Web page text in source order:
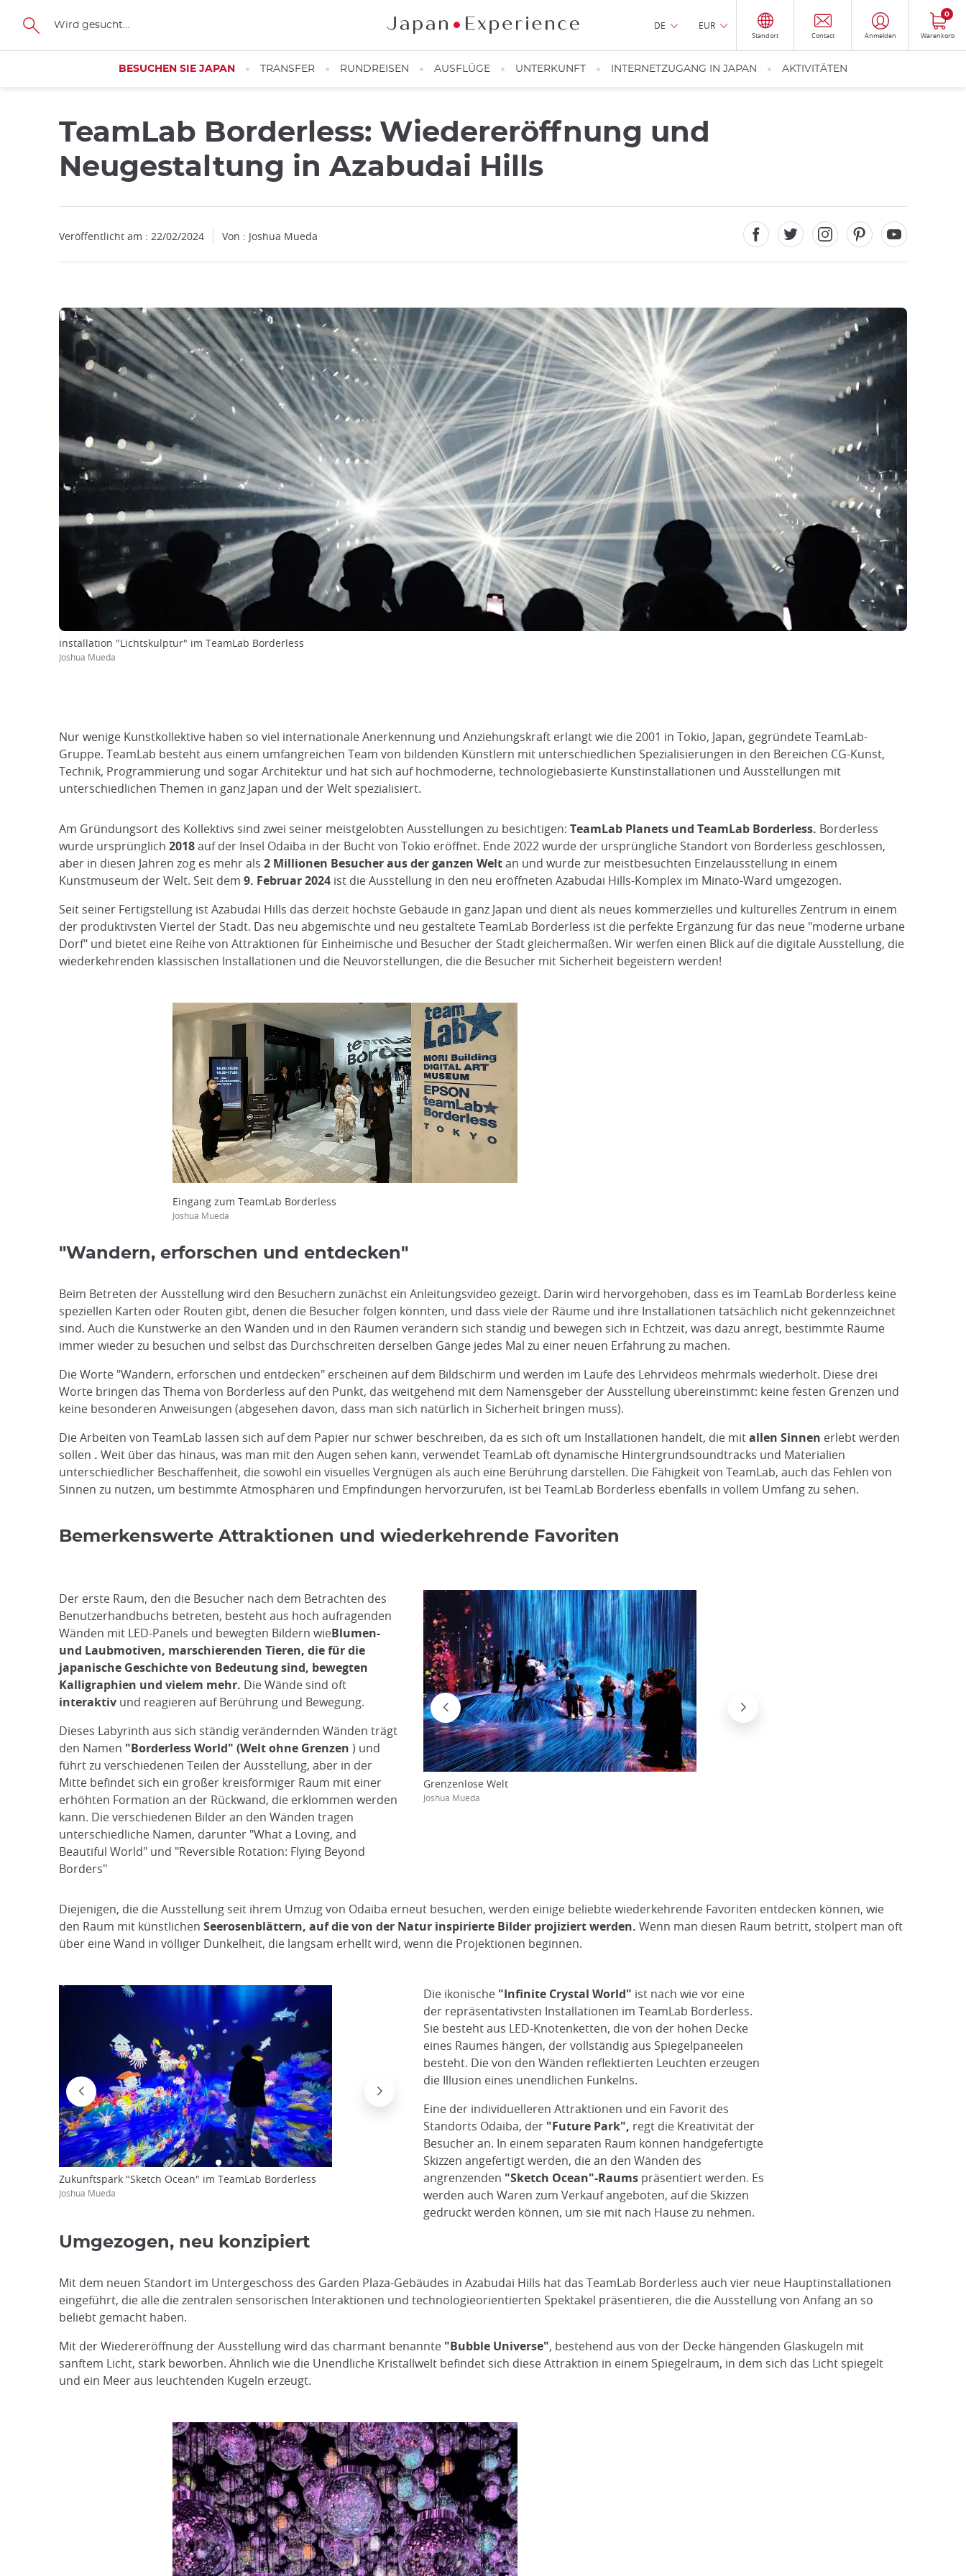
Größe
DE EUR
Standort Contact Anmelden Warenkorb
0
BESUCHEN SIE JAPAN TRANSFER RUNDREISEN AUSFLÜGE UNTERKUNFT INTERNETZUGANG IN JAPAN AKTIVITÄTEN
TeamLab Borderless: Wiedereröffnung und
Neugestaltung in Azabudai Hills
Veröffentlicht am : 22/02/2024 Von : Joshua Mueda
installation "Lichtskulptur" im TeamLab Borderless
Joshua Mueda
Nur wenige Kunstkollektive haben so viel internationale Anerkennung und Anziehungskraft erlangt wie die 2001 in Tokio, Japan, gegründete TeamLab-
Gruppe. TeamLab besteht aus einem umfangreichen Team von bildenden Künstlern mit unterschiedlichen Spezialisierungen in den Bereichen CG-Kunst,
Technik, Programmierung und sogar Architektur und hat sich auf hochmoderne, technologiebasierte Kunstinstallationen und Ausstellungen mit
unterschiedlichen Themen in ganz Japan und der Welt spezialisiert.
Am Gründungsort des Kollektivs sind zwei seiner meistgelobten Ausstellungen zu besichtigen: TeamLab Planets und TeamLab Borderless. Borderless
wurde ursprünglich 2018auf der Insel Odaiba in der Bucht von Tokio eröffnet. Ende 2022 wurde der ursprüngliche Standort von Borderless geschlossen,
aber in diesen Jahren zog es mehr als 2 Millionen Besucher aus der ganzen Weltan und wurde zur meistbesuchten Einzelausstellung in einem
Kunstmuseum der Welt. Seit dem 9. Februar 2024 ist die Ausstellung in den neu eröffneten Azabudai Hills-Komplex im Minato-Ward umgezogen.
Seit seiner Fertigstellung ist Azabudai Hills das derzeit höchste Gebäude in ganz Japan und dient als neues kommerzielles und kulturelles Zentrum in einem
der produktivsten Viertel der Stadt. Das neu abgemischte und neu gestaltete TeamLab Borderless ist die perfekte Ergänzung für das neue "moderne urbane
Dorf" und bietet eine Reihe von Attraktionen für Einheimische und Besucher der Stadt gleichermaßen. Wir werfen einen Blick auf die digitale Ausstellung, die
wiederkehrenden klassischen Installationen und die Neuvorstellungen, die die Besucher mit Sicherheit begeistern werden!
Eingang zum TeamLab Borderless
Joshua Mueda
"Wandern, erforschen und entdecken"
Beim Betreten der Ausstellung wird den Besuchern zunächst ein Anleitungsvideo gezeigt. Darin wird hervorgehoben, dass es im TeamLab Borderless keine
speziellen Karten oder Routen gibt, denen die Besucher folgen könnten, und dass viele der Räume und ihre Installationen tatsächlich nicht gekennzeichnet
sind. Auch die Kunstwerke an den Wänden und in den Räumen verändern sich ständig und bewegen sich in Echtzeit, was dazu anregt, bestimmte Räume
immer wieder zu besuchen und selbst das Durchschreiten derselben Gänge jedes Mal zu einer neuen Erfahrung zu machen.
Die Worte "Wandern, erforschen und entdecken" erscheinen auf dem Bildschirm und werden im Laufe des Lehrvideos mehrmals wiederholt. Diese drei
Worte bringen das Thema von Borderless auf den Punkt, das weitgehend mit dem Namensgeber der Ausstellung übereinstimmt: keine festen Grenzen und
keine besonderen Anweisungen (abgesehen davon, dass man sich natürlich in Sicherheit bringen muss).
Die Arbeiten von TeamLab lassen sich auf dem Papier nur schwer beschreiben, da es sich oft um Installationen handelt, die mitallen Sinnen erlebt werden
sollen . Weit über das hinaus, was man mit den Augen sehen kann, verwendet TeamLab oft dynamische Hintergrundsoundtracks und Materialien
unterschiedlicher Beschaffenheit, die sowohl ein visuelles Vergnügen als auch eine Berührung darstellen. Die Fähigkeit von TeamLab, auch das Fehlen von
Sinnen zu nutzen, um bestimmte Atmosphären und Empfindungen hervorzurufen, ist bei TeamLab Borderless ebenfalls in vollem Umfang zu sehen.
Bemerkenswerte Attraktionen und wiederkehrende Favoriten
Der erste Raum, den die Besucher nach dem Betrachten des
Benutzerhandbuchs betreten, besteht aus hoch aufragenden
Wänden mit LED-Panels und bewegten Bildern wieBlumen-
und Laubmotiven, marschierenden Tieren, die für die
japanische Geschichte von Bedeutung sind, bewegten
Kalligraphien und vielem mehr. Die Wände sind oft
interaktiv und reagieren auf Berührung und Bewegung.
Dieses Labyrinth aus sich ständig verändernden Wänden trägt
den Namen "Borderless World" (Welt ohne Grenzen ) und
führt zu verschiedenen Teilen der Ausstellung, aber in der
Mitte befindet sich ein großer kreisförmiger Raum mit einer
erhöhten Formation an der Rückwand, die erklommen werden
kann. Die verschiedenen Bilder an den Wänden tragen
unterschiedliche Namen, darunter "What a Loving, and
Beautiful World" und "Reversible Rotation: Flying Beyond
Borders"
Grenzenlose Welt
Joshua Mueda
Diejenigen, die die Ausstellung seit ihrem Umzug von Odaiba erneut besuchen, werden einige beliebte wiederkehrende Favoriten entdecken können, wie
den Raum mit künstlichen Seerosenblättern, auf die von der Natur inspirierte Bilder projiziert werden. Wenn man diesen Raum betritt, stolpert man oft
über eine Wand in völliger Dunkelheit, die langsam erhellt wird, wenn die Projektionen beginnen.
Die ikonische "Infinite Crystal World" ist nach wie vor eine
der repräsentativsten Installationen im TeamLab Borderless.
Sie besteht aus LED-Knotenketten, die von der hohen Decke
eines Raumes hängen, der vollständig aus Spiegelpaneelen
besteht. Die von den Wänden reflektierten Leuchten erzeugen
die Illusion eines unendlichen Funkelns.
Eine der individuelleren Attraktionen und ein Favorit des
Standorts Odaiba, der "Future Park", regt die Kreativität der
Besucher an. In einem separaten Raum können handgefertigte
Skizzen angefertigt werden, die an den Wänden des
angrenzenden "Sketch Ocean"-Raumspräsentiert werden. Es
werden auch Waren zum Verkauf angeboten, auf die Skizzen
gedruckt werden können, um sie mit nach Hause zu nehmen.
Zukunftspark "Sketch Ocean" im TeamLab Borderless
Joshua Mueda
"Unendliche Kristallwelt" im TeamLab Borderless
Joshua Mueda
Umgezogen, neu konzipiert
Mit dem neuen Standort im Untergeschoss des Garden Plaza-Gebäudes in Azabudai Hills hat das TeamLab Borderless auch vier neue Hauptinstallationen
eingeführt, die alle die zentralen sensorischen Interaktionen und technologieorientierten Spektakel präsentieren, die die Ausstellung von Anfang an so
beliebt gemacht haben.
Mit der Wiedereröffnung der Ausstellung wird das charmant benannte "Bubble Universe", bestehend aus von der Decke hängenden Glaskugeln mit
sanftem Licht, stark beworben. Ähnlich wie die Unendliche Kristallwelt befindet sich diese Attraktion in einem Spiegelraum, in dem sich das Licht spiegelt
und ein Meer aus leuchtenden Kugeln erzeugt.